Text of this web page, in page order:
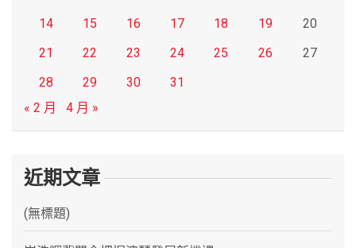
14
15 16 17 18 19
20
21
22 23 24 25 26
27
28
29 30
31
« 2 月
4 月 »
近期文章
(無標題)